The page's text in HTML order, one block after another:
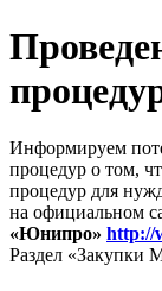
Информируем
процедур о том,
процедур для
на официальном
«Юнипро» http://
Раздел «Закупки